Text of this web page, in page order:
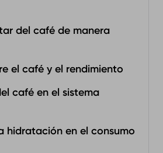
del café de manera
el café y el rendimiento
café en el sistema
hidratación en el consumo